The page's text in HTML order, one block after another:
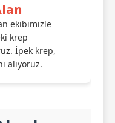
ekibimizle
krep
İpek krep,
alıyoruz.